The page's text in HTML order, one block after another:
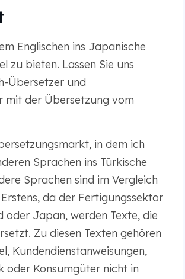
Englischen ins Japanische
zu bieten. Lassen Sie uns
Übersetzer und
mit der Übersetzung vom
in dem ich
Sprachen ins Türkische
Sprachen sind im Vergleich
da der Fertigungssektor
oder Japan, werden Texte, die
Zu diesen Texten gehören
Kundendienstanweisungen,
oder Konsumgüter nicht in